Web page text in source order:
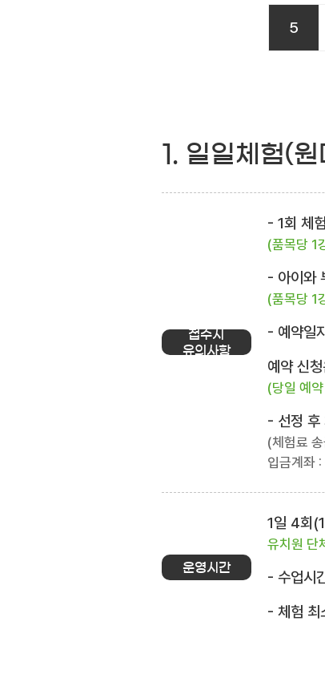
5
1. 일일체험(
접수시
유의사항
- 1회 체
(품목당 1
- 아이와
(품목당 1
- 예약일
예약 신
(당일 예
- 선정 후
(체험료
입금계좌
운영시간
1일 4회
유치원 단
- 수업시
- 체험 최